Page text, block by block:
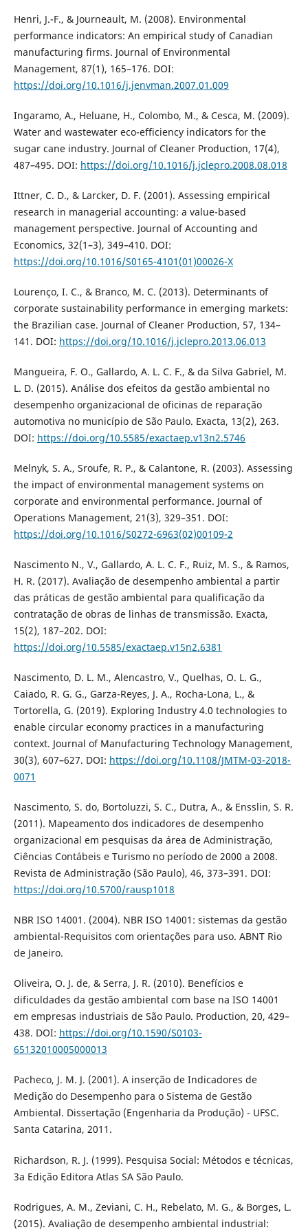
Henri, J.-F., & Journeault, M. (2008). Environmental
performance indicators: An empirical study of Canadian
manufacturing firms. Journal of Environmental
Management, 87(1), 165–176. DOI:
https://doi.org/10.1016/j.jenvman.2007.01.009
Ingaramo, A., Heluane, H., Colombo, M., & Cesca, M. (2009).
Water and wastewater eco-efficiency indicators for the
sugar cane industry. Journal of Cleaner Production, 17(4),
487–495. DOI: https://doi.org/10.1016/j.jclepro.2008.08.018
Ittner, C. D., & Larcker, D. F. (2001). Assessing empirical
research in managerial accounting: a value-based
management perspective. Journal of Accounting and
Economics, 32(1–3), 349–410. DOI:
https://doi.org/10.1016/S0165-4101(01)00026-X
Lourenço, I. C., & Branco, M. C. (2013). Determinants of
corporate sustainability performance in emerging markets:
the Brazilian case. Journal of Cleaner Production, 57, 134–
141. DOI: https://doi.org/10.1016/j.jclepro.2013.06.013
Mangueira, F. O., Gallardo, A. L. C. F., & da Silva Gabriel, M.
L. D. (2015). Análise dos efeitos da gestão ambiental no
desempenho organizacional de oficinas de reparação
automotiva no município de São Paulo. Exacta, 13(2), 263.
DOI: https://doi.org/10.5585/exactaep.v13n2.5746
Melnyk, S. A., Sroufe, R. P., & Calantone, R. (2003). Assessing
the impact of environmental management systems on
corporate and environmental performance. Journal of
Operations Management, 21(3), 329–351. DOI:
https://doi.org/10.1016/S0272-6963(02)00109-2
Nascimento N., V., Gallardo, A. L. C. F., Ruiz, M. S., & Ramos,
H. R. (2017). Avaliação de desempenho ambiental a partir
das práticas de gestão ambiental para qualificação da
contratação de obras de linhas de transmissão. Exacta,
15(2), 187–202. DOI:
https://doi.org/10.5585/exactaep.v15n2.6381
Nascimento, D. L. M., Alencastro, V., Quelhas, O. L. G.,
Caiado, R. G. G., Garza-Reyes, J. A., Rocha-Lona, L., &
Tortorella, G. (2019). Exploring Industry 4.0 technologies to
enable circular economy practices in a manufacturing
context. Journal of Manufacturing Technology Management,
30(3), 607–627. DOI: https://doi.org/10.1108/JMTM-03-2018-
0071
Nascimento, S. do, Bortoluzzi, S. C., Dutra, A., & Ensslin, S. R.
(2011). Mapeamento dos indicadores de desempenho
organizacional em pesquisas da área de Administração,
Ciências Contábeis e Turismo no período de 2000 a 2008.
Revista de Administração (São Paulo), 46, 373–391. DOI:
https://doi.org/10.5700/rausp1018
NBR ISO 14001. (2004). NBR ISO 14001: sistemas da gestão
ambiental-Requisitos com orientações para uso. ABNT Rio
de Janeiro.
Oliveira, O. J. de, & Serra, J. R. (2010). Benefícios e
dificuldades da gestão ambiental com base na ISO 14001
em empresas industriais de São Paulo. Production, 20, 429–
438. DOI: https://doi.org/10.1590/S0103-
65132010005000013
Pacheco, J. M. J. (2001). A inserção de Indicadores de
Medição do Desempenho para o Sistema de Gestão
Ambiental. Dissertação (Engenharia da Produção) - UFSC.
Santa Catarina, 2011.
Richardson, R. J. (1999). Pesquisa Social: Métodos e técnicas,
3a Edição Editora Atlas SA São Paulo.
Rodrigues, A. M., Zeviani, C. H., Rebelato, M. G., & Borges, L.
(2015). Avaliação de desempenho ambiental industrial: